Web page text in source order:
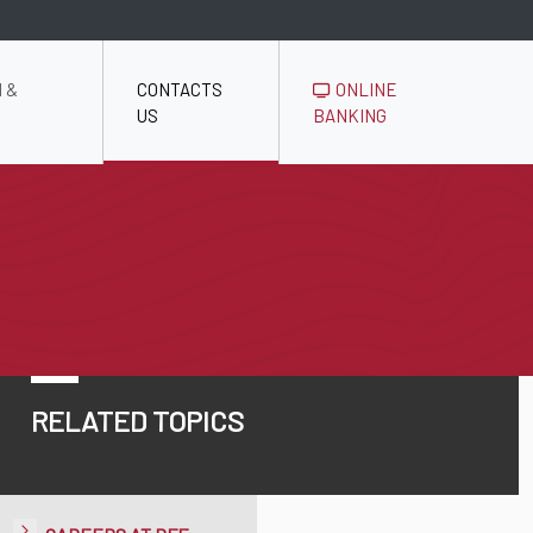
&
CONTACTS
US
ONLINE
BANKING
RELATED TOPICS